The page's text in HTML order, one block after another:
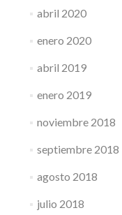
abril 2020
enero 2020
abril 2019
enero 2019
noviembre 2018
septiembre 2018
agosto 2018
julio 2018